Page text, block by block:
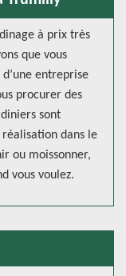
à prix très
que vous
entreprise
procurer des
sont
dans le
ou moissonner,
vous voulez.